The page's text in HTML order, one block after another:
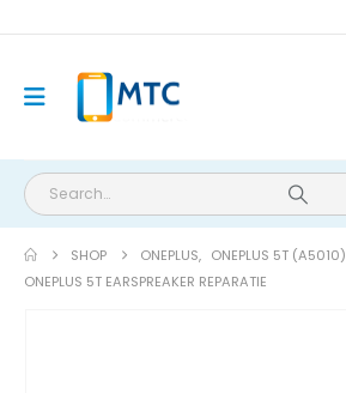
SHOP ONEPLUS, ONEPLUS 5T (A5010)
ONEPLUS 5T EARSPREAKER REPARATIE